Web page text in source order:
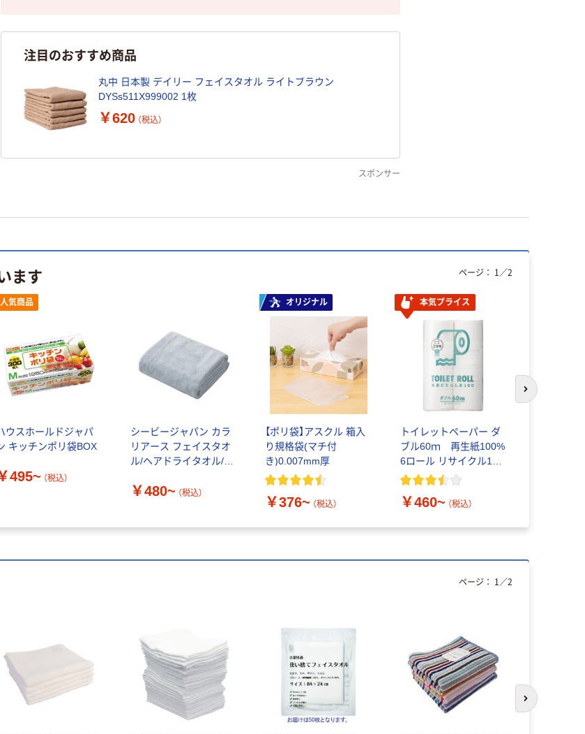
注目のおすすめ商品
丸中 日本製 デイリー フェイスタオル ライトブラウン
DYSs511X999002 1枚
￥620 （税込）
スポンサー
ます
人気商品
ウスホールドジャパ
キッチンポリ袋BOX
495~ （税込）
シービージャパン カラ
リアース フェイスタオ
ル/ヘアドライタオル/バ
イクロファイバー 速乾
￥480~ （税込）
オリジナル
【ポリ袋】アスクル 箱入
り規格袋(マチ付
き)0.007mm厚
￥376~ （税込）
本気プライス
トイレットペーパー ダ
ブル60ｍ 再生紙100%
6ロール リサイクル100
芯あり FSC認証
￥460~ （税込）
ページ： 1 ／2
次のスライド
ページ： 1 ／2
次のスライド